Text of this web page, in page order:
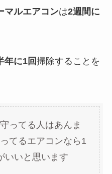
マルエアコンは2週間に
年に1回掃除することを
ってる人はあんま
てるエアコンなら1
いいと思います